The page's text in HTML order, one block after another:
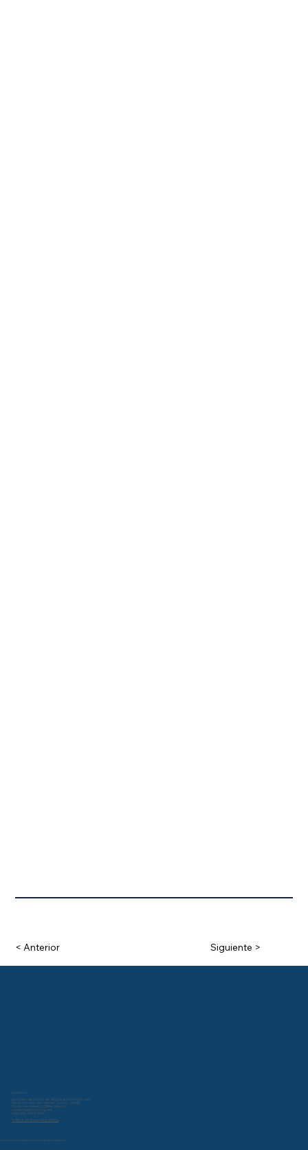
Siguiente >
< Anterior
© 2024 por Sociedad Mexicana de Cirugía Neurológica A.C.
Contacto:
Sociedad Mexicana de Cirugía Neurológica A.C.
Miami 47, Nápoles, Benito Juárez, 03810
Ciudad de México, CDMX, Mexico
contacto@smcn.org.mx
+52 (55) 5543 0013
Política de Privacidad Online